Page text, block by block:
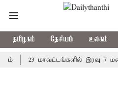
தமிழகம் தேசியம் உலகம்
23 மாவட்டங்களில் இரவு 7